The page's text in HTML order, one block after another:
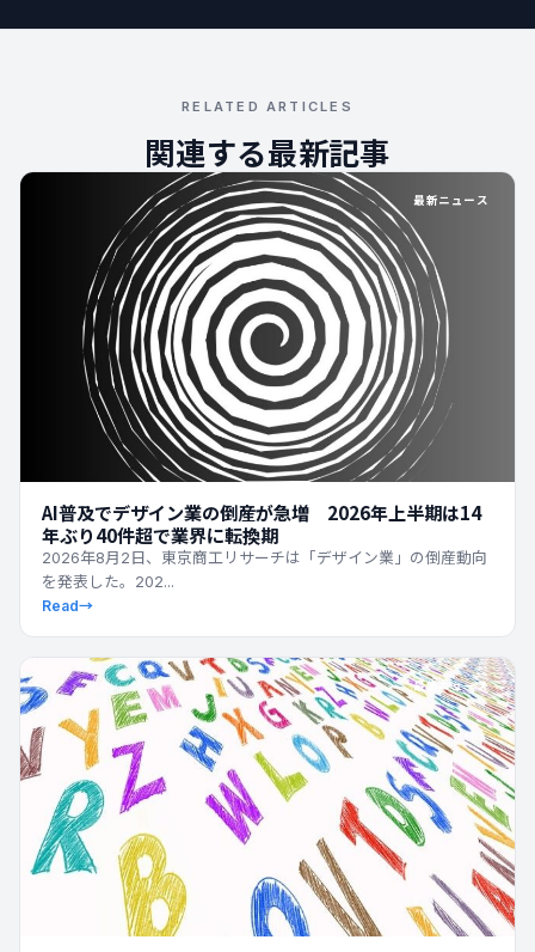
RELATED ARTICLES
関連する最新記事
最新ニュース
AI普及でデザイン業の倒産が急増 2026年上半期は14
年ぶり40件超で業界に転換期
2026年8月2日、東京商工リサーチは「デザイン業」の倒産動向
を発表した。202...
Read→
最新ニュース